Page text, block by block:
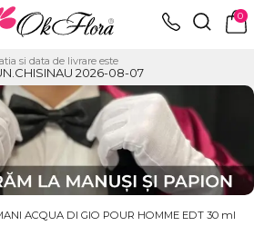
0
si data de livrare este
2026-08-07
ACQUA DI GIO POUR HOMME EDT 30 ml